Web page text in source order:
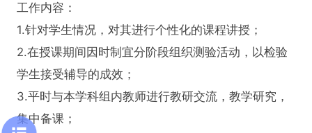
工作内容：
1.针对学生情况，对其进行个性化的课程讲授；
2.在授课期间因时制宜分阶段组织测验活动，以检验
学生接受辅导的成效；
3.平时与本学科组内教师进行教研交流，教学研究，
集中备课；